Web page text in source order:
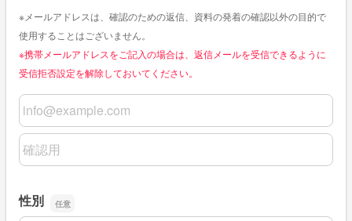
※メールアドレスは、確認のための返信、資料の発着の確認以外の目的で
使用することはございません。
※携帯メールアドレスをご記入の場合は、返信メールを受信できるように
受信拒否設定を解除しておいてください。
メールアドレス
メールアドレスの確認用
性別